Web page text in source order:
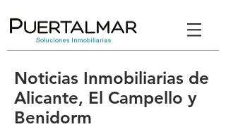
Noticias Inmobiliarias de
Alicante, El Campello y
Benidorm